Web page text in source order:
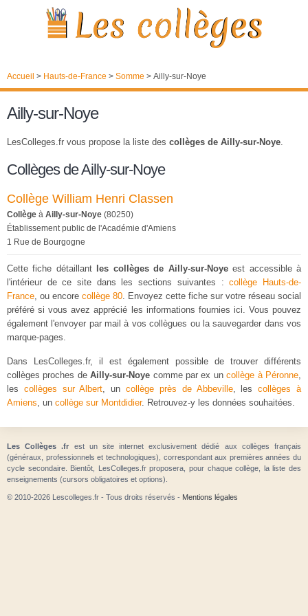
Accueil > Hauts-de-France > Somme > Ailly-sur-Noye
Ailly-sur-Noye
LesColleges.fr vous propose la liste des collèges de Ailly-sur-Noye.
Collèges de Ailly-sur-Noye
Collège William Henri Classen
Collège à Ailly-sur-Noye (80250)
Établissement public de l'Académie d'Amiens
1 Rue de Bourgogne
Cette fiche détaillant les collèges de Ailly-sur-Noyeest accessible à
l'intérieur de ce site dans les sections suivantes :collège Hauts-de-
France, ou encore collège 80. Envoyez cette fiche sur votre réseau social
préféré si vous avez apprécié les informations fournies ici. Vous pouvez
également l'envoyer par mail à vos collègues ou la sauvegarder dans vos
marque-pages.
Dans LesColleges.fr, il est également possible de trouver différents
collèges proches deAilly-sur-Noye comme par ex uncollège à Péronne,
les collèges sur Albert, uncollège près de Abbeville, lescollèges à
Amiens, un collège sur Montdidier. Retrouvez-y les données souhaitées.
Les Collèges .fr est un site internet exclusivement dédié aux collèges français
(généraux, professionnels et technologiques), correspondant aux premières années du
cycle secondaire. Bientôt, LesColleges.fr proposera, pour chaque collège, la liste des
enseignements (cursors obligatoires et options).
© 2010-2026 Lescolleges.fr - Tous droits réservés - Mentions légales